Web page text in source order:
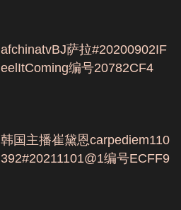
afchinatvBJ萨拉#20200902IF
eelItComing编号20782CF4
韩国主播崔黛恩carpediem110
392#20211101@1编号ECFF9